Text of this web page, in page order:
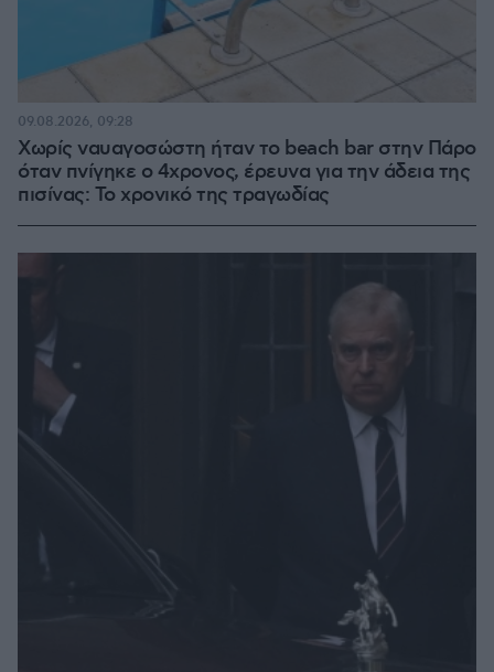
Χωρίς ναυαγοσώστη ήταν το beach bar στην Πάρο
όταν πνίγηκε ο 4χρονος, έρευνα για την άδεια της
πισίνας: Το χρονικό της τραγωδίας
09.08.2026, 09:28